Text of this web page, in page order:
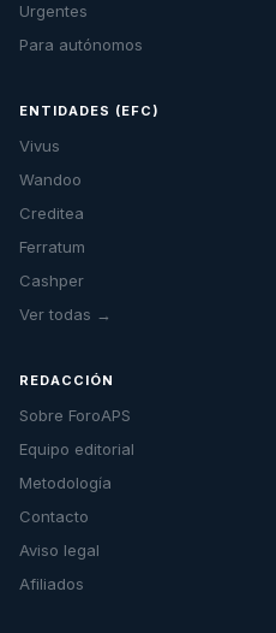
Urgentes
Para autónomos
ENTIDADES (EFC)
Vivus
Wandoo
Creditea
Ferratum
Cashper
Ver todas →
REDACCIÓN
Sobre ForoAPS
Equipo editorial
Metodología
Contacto
Aviso legal
Afiliados